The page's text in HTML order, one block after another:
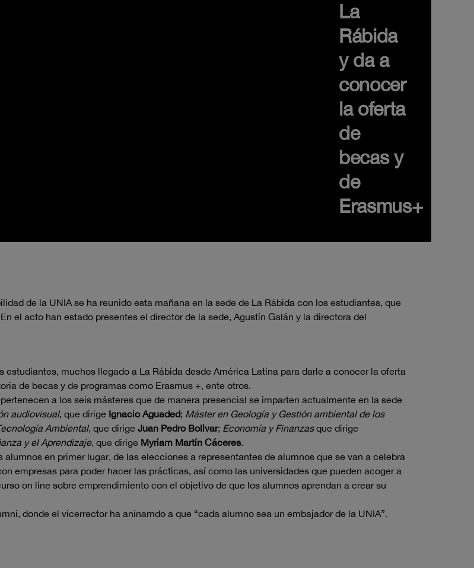
La
Rábida
y da a
conocer
la oferta
de
becas y
de
Erasmus+
de la UNIA se ha reunido esta mañana en la sede de La Rábida con los estudiantes, que
el acto han estado presentes el director de la sede, Agustín Galán y la directora del
muchos llegado a La Rábida desde América Latina para darle a conocer la oferta
de becas y de programas como Erasmus +, ente otros.
a los seis másteres que de manera presencial se imparten actualmente en la sede
audiovisual, que dirige Ignacio Aguaded; Máster en Geología y Gestión ambiental de los
Ambiental, que dirige Juan Pedro Bolivar; Economía y Finanzasque dirige
y el Aprendizaje, que dirige Myriam Martín Cáceres.
en primer lugar, de las elecciones a representantes de alumnos que se van a celebra
empresas para poder hacer las prácticas, así como las universidades que pueden acoger a
on line sobre emprendimiento con el objetivo de que los alumnos aprendan a crear su
donde el vicerrector ha aninamdo a que “cada alumno sea un embajador de la UNIA”.